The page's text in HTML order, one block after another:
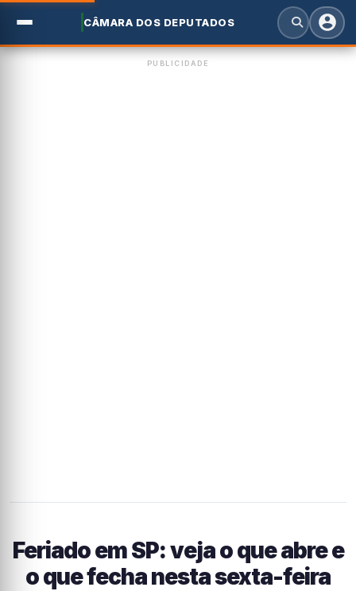
CÂMARA DOS DEPUTADOS
PUBLICIDADE
Feriado em SP: veja o que abre e
o que fecha nesta sexta-feira